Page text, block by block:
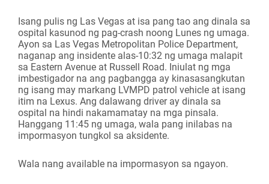
Isang pulis ng Las Vegas at isa pang tao ang dinala sa
ospital kasunod ng pag-crash noong Lunes ng umaga.
Ayon sa Las Vegas Metropolitan Police Department,
naganap ang insidente alas-10:32 ng umaga malapit
sa Eastern Avenue at Russell Road. Iniulat ng mga
imbestigador na ang pagbangga ay kinasasangkutan
ng isang may markang LVMPD patrol vehicle at isang
itim na Lexus. Ang dalawang driver ay dinala sa
ospital na hindi nakamamatay na mga pinsala.
Hanggang 11:45 ng umaga, wala pang inilabas na
impormasyon tungkol sa aksidente.
Wala nang available na impormasyon sa ngayon.